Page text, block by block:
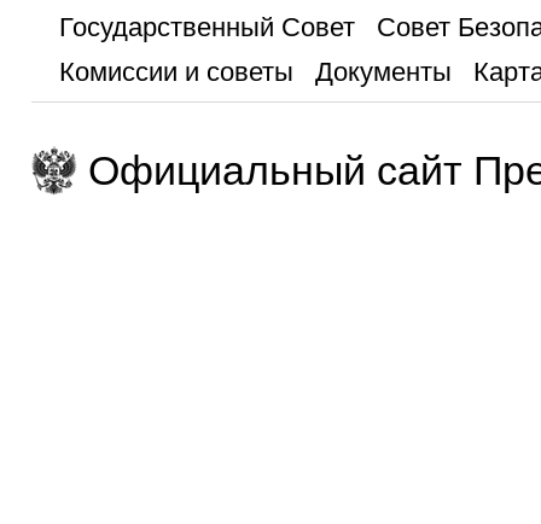
Государственный Совет
Совет
Комиссии и советы
Документы
Официальный сайт